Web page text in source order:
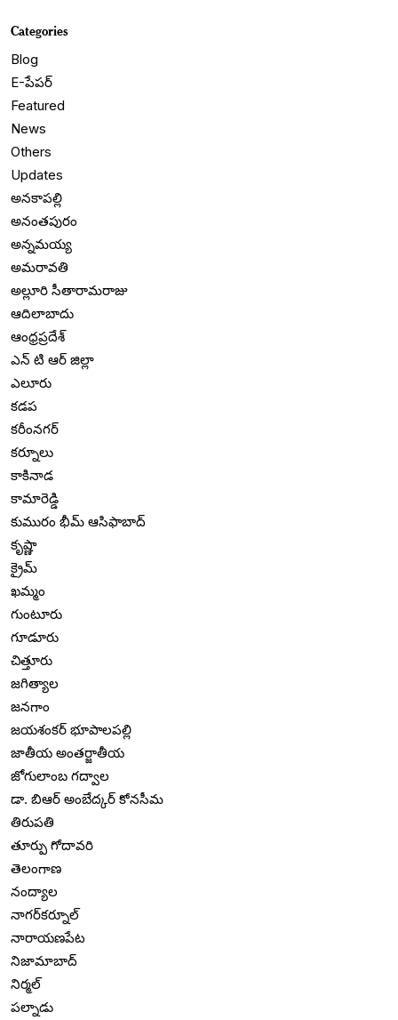
Categories
Blog
E-పేపర్
Featured
News
Others
Updates
అనకాపల్లి
అనంతపురం
అన్నమయ్య
అమరావతి
అల్లూరి సీతారామరాజు
ఆదిలాబాదు
ఆంధ్రప్రదేశ్
ఎన్ టి ఆర్ జిల్లా
ఎలూరు
కడప
కరీంనగర్
కర్నూలు
కాకినాడ
కామారెడ్డి
కుమురం భీమ్ ఆసిఫాబాద్
కృష్ణా
క్రైమ్
ఖమ్మం
గుంటూరు
గూడూరు
చిత్తూరు
జగిత్యాల
జనగాం
జయశంకర్ భూపాలపల్లి
జాతీయ అంతర్జాతీయ
జోగులాంబ గద్వాల
డా. బిఆర్ అంబేద్కర్ కోనసీమ
తిరుపతి
తూర్పు గోదావరి
తెలంగాణ
నంద్యాల
నాగర్‌కర్నూల్
నారాయణపేట
నిజామాబాద్
నిర్మల్
పల్నాడు